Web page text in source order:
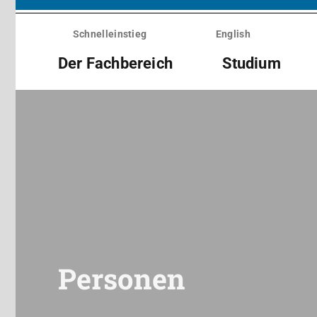
Menü
überspringenSchnelleinstieg English
Der Fachbereich Studium
Personen